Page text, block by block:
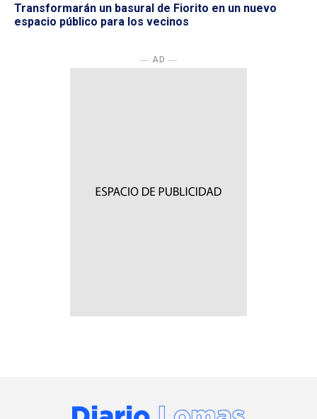
Transformarán un basural de Fiorito en un nuevo
espacio público para los vecinos
― AD ―